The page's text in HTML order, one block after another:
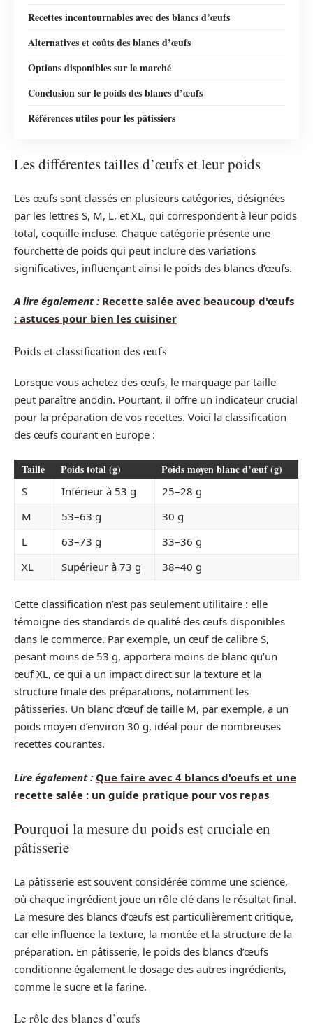
Recettes incontournables avec des blancs d’œufs
Alternatives et coûts des blancs d’œufs
Options disponibles sur le marché
Conclusion sur le poids des blancs d’œufs
Références utiles pour les pâtissiers
Les différentes tailles d’œufs et leur poids
Les œufs sont classés en plusieurs catégories, désignées
par les lettres S, M, L, et XL, qui correspondent à leur poids
total, coquille incluse. Chaque catégorie présente une
fourchette de poids qui peut inclure des variations
significatives, influençant ainsi le poids des blancs d’œufs.
A lire également : Recette salée avec beaucoup d'œufs
: astuces pour bien les cuisiner
Poids et classification des œufs
Lorsque vous achetez des œufs, le marquage par taille
peut paraître anodin. Pourtant, il offre un indicateur crucial
pour la préparation de vos recettes. Voici la classification
des œufs courant en Europe :
Taille Poids total (g) Poids moyen blanc d’œuf (g)
S Inférieur à 53 g
25–28 g
M
53–63 g
30 g
L
63–73 g
33–36 g
XL
Supérieur à 73 g 38–40 g
Cette classification n’est pas seulement utilitaire : elle
témoigne des standards de qualité des œufs disponibles
dans le commerce. Par exemple, un œuf de calibre S,
pesant moins de 53 g, apportera moins de blanc qu’un
œuf XL, ce qui a un impact direct sur la texture et la
structure finale des préparations, notamment les
pâtisseries. Un blanc d’œuf de taille M, par exemple, a un
poids moyen d’environ 30 g, idéal pour de nombreuses
recettes courantes.
Lire également : Que faire avec 4 blancs d'oeufs et une
recette salée : un guide pratique pour vos repas
Pourquoi la mesure du poids est cruciale en
pâtisserie
La pâtisserie est souvent considérée comme une science,
où chaque ingrédient joue un rôle clé dans le résultat final.
La mesure des blancs d’œufs est particulièrement critique,
car elle influence la texture, la montée et la structure de la
préparation. En pâtisserie, le poids des blancs d’œufs
conditionne également le dosage des autres ingrédients,
comme le sucre et la farine.
Le rôle des blancs d’œufs